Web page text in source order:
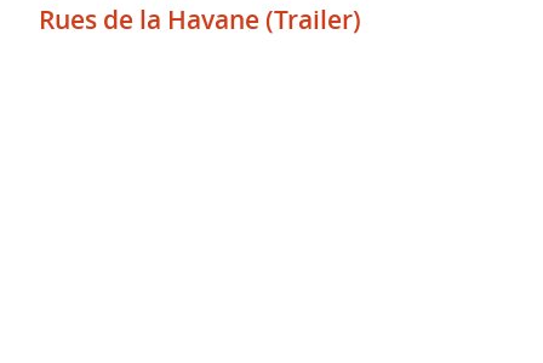
Rues de la Havane (Trailer)